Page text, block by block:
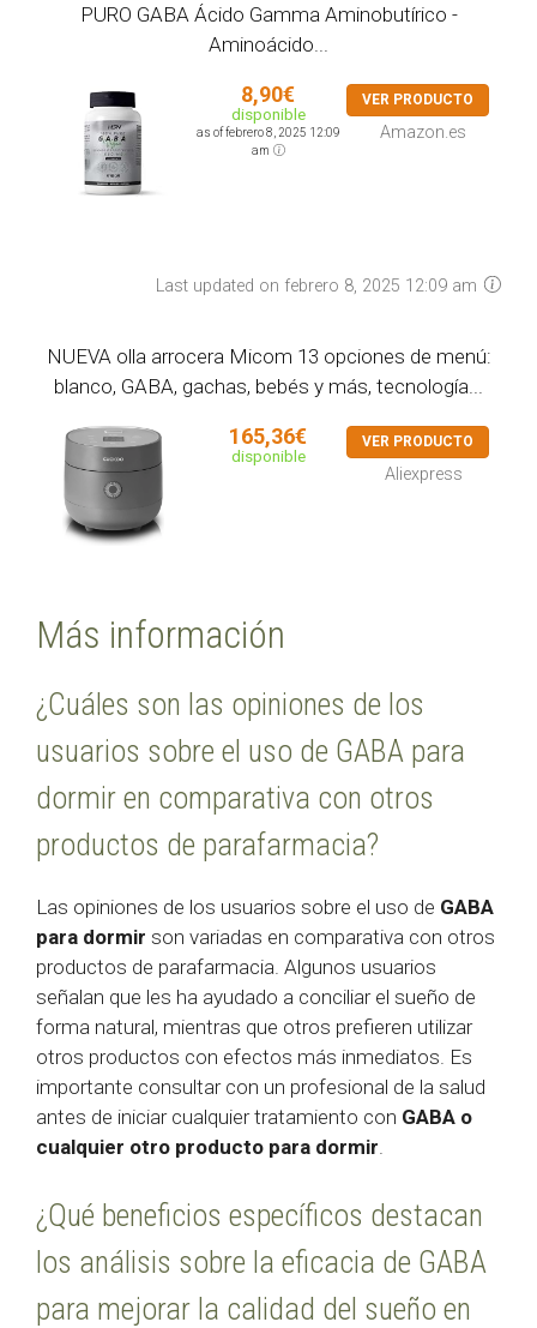
PURO GABA Ácido Gamma Aminobutírico -
Aminoácido...
8,90€
disponible
as of febrero 8, 2025 12:09
am
VER PRODUCTO
Amazon.es
Last updated on febrero 8, 2025 12:09 am
NUEVA olla arrocera Micom 13 opciones de menú:
blanco, GABA, gachas, bebés y más, tecnología...
165,36€
disponible
VER PRODUCTO
Aliexpress
Más información
¿Cuáles son las opiniones de los
usuarios sobre el uso de GABA para
dormir en comparativa con otros
productos de parafarmacia?
Las opiniones de los usuarios sobre el uso de GABA
para dormir son variadas en comparativa con otros
productos de parafarmacia. Algunos usuarios
señalan que les ha ayudado a conciliar el sueño de
forma natural, mientras que otros prefieren utilizar
otros productos con efectos más inmediatos. Es
importante consultar con un profesional de la salud
antes de iniciar cualquier tratamiento con GABA o
cualquier otro producto para dormir
¿Qué beneficios específicos destacan
los análisis sobre la eficacia de GABA
para mejorar la calidad del sueño en